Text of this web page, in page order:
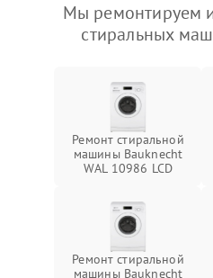
Мы ремонтируем
стиральных
Ремонт стиральной
машины Bauknecht
WAL 10986 LCD
Ремонт стиральной
машины Bauknecht